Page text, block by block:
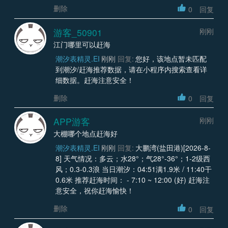
删除
0 回复
游客_50901
刚刚
江门哪里可以赶海
潮汐表精灵.EI 刚刚 回复: 您好，该地点暂未匹配
到潮汐/赶海推荐数据，请在小程序内搜索查看详
细数据。赶海注意安全！
删除
0 回复
APP游客
刚刚
大棚哪个地点赶海好
潮汐表精灵.EI 刚刚 回复: 大鹏湾(盐田港)[2026-8-
8] 天气情况：多云；水28°；气28°-36°；1-2级西
风；0.3-0.3浪 当日潮汐：04:51满1.9米 / 11:40干
0.6米 推荐赶海时间： - 7:10 ~ 12:00 (好) 赶海注
意安全，祝你赶海愉快！
删除
0 回复